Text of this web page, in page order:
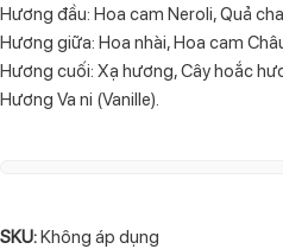
Hương đầu: Hoa cam Neroli, Quả
Hương giữa: Hoa nhài, Hoa cam
Hương cuối: Xạ hương, Cây hoắc
Hương Va ni (Vanille).
SKU:Không áp dụng